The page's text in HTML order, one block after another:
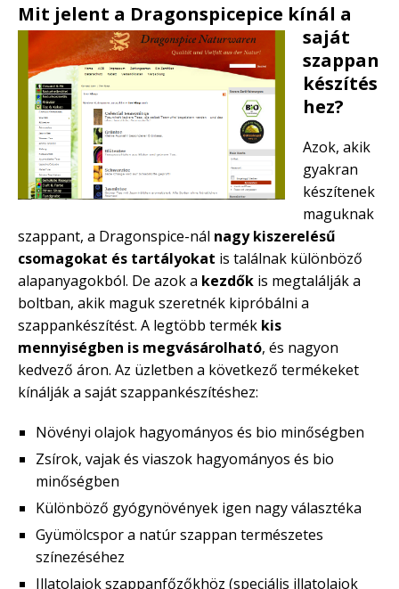
Mit jelent a Dragonspicepice kínál a
saját
szappan
készítés
hez?
Azok, akik
gyakran
készítenek
maguknak
szappant, a Dragonspice-nál nagy kiszerelésű
csomagokat és tartályokat is találnak különböző
alapanyagokból. De azok a kezdők is megtalálják a
boltban, akik maguk szeretnék kipróbálni a
szappankészítést. A legtöbb termék kis
mennyiségben is megvásárolható, és nagyon
kedvező áron. Az üzletben a következő termékeket
kínálják a saját szappankészítéshez:
Növényi olajok hagyományos és bio minőségben
Zsírok, vajak és viaszok hagyományos és bio
minőségben
Különböző gyógynövények igen nagy választéka
Gyümölcspor a natúr szappan természetes
színezéséhez
Illatolajok szappanfőzőkhöz (speciális illatolajok